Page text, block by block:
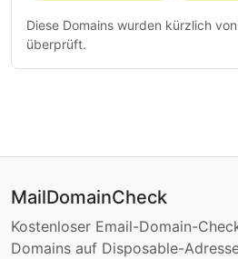
Diese Domains wurden kürzlich
überprüft.
MailDomainCheck
Kostenloser Email-Domain-
Domains auf Disposable-